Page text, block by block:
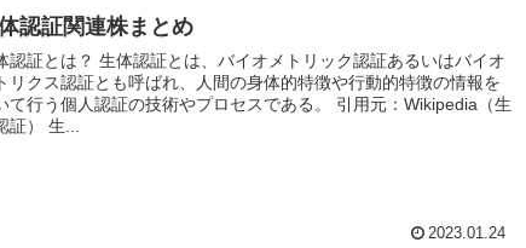
認証関連株まとめ
生体認証とは、バイオメトリック認証あるいはバイオ
リクス認証とも呼ばれ、人間の身体的特徴や行動的特徴の情報を
て行う個人認証の技術やプロセスである。 引用元：Wikipedia（生
体認証） 生...
2023.01.24